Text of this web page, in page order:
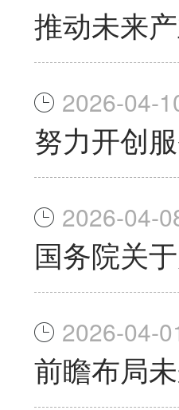
推动未来
2026-04-
努力开创
2026-04-
国务院关
2026-04-
前瞻布局